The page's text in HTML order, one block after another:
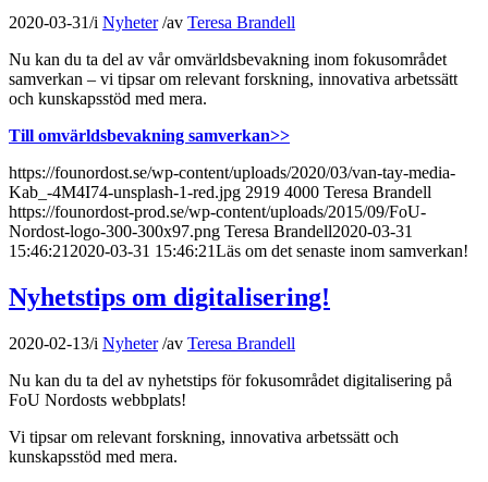
2020-03-31/i Nyheter /av Teresa Brandell
Nu kan du ta del av vår omvärldsbevakning inom fokusområdet
samverkan – vi tipsar om relevant forskning, innovativa arbetssätt
och kunskapsstöd med mera.
Till omvärldsbevakning samverkan>>
https://founordost.se/wp-content/uploads/2020/03/van-tay-media-
Kab_-4M4I74-unsplash-1-red.jpg 2919 4000 Teresa Brandell
https://founordost-prod.se/wp-content/uploads/2015/09/FoU-
Nordost-logo-300-300x97.png Teresa Brandell2020-03-31
15:46:21 2020-03-31 15:46:21Läs om det senaste inom samverkan!
Nyhetstips om digitalisering!
2020-02-13/i Nyheter /av Teresa Brandell
Nu kan du ta del av nyhetstips för fokusområdet digitalisering på
FoU Nordosts webbplats!
Vi tipsar om relevant forskning, innovativa arbetssätt och
kunskapsstöd med mera.